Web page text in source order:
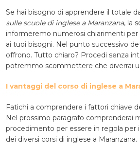
Se hai bisogno di apprendere il totale
sulle scuole di inglese a Maranzana, la
informeremo numerosi chiarimenti
ai tuoi bisogni. Nel punto successivo
offrono. Tutto chiaro? Procedi senza
potremmo scommettere che diverrai
I vantaggi del corso di inglese a
Fatichi a comprendere i fattori chiave
Nel prossimo paragrafo comprenderai
procedimento per essere in regola per
dei diversi corsi di inglese a